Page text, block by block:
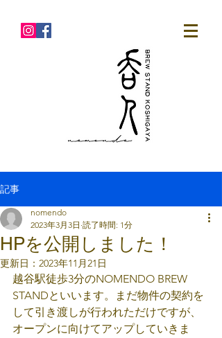
記事
HPを公開しました！
nomendo
2023年3月3日 読了時間: 1分
更新日： 2023年11月21日
越谷駅徒歩3分のNOMENDO BREW
STANDといいます。まだ物件の契約を
して引き渡しが行われただけですが、
オープンに向けてアップしていきま